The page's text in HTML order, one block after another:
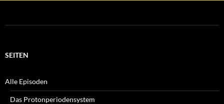
SEITEN
Alle Episoden
Das Protonperiodensystem